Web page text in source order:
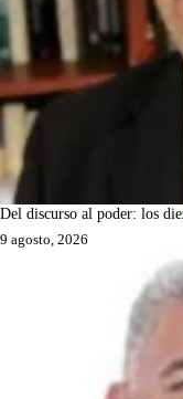
Del discurso al poder: los
9 agosto, 2026